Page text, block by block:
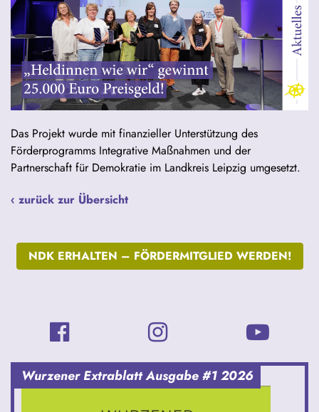
Das Projekt wurde mit finanzieller Unterstützung des
Förderprogramms Integrative Maßnahmen und der
Partnerschaft für Demokratie im Landkreis Leipzig umgesetzt.
‹ zurück zur Übersicht
NDK ERHALTEN – FÖRDERMITGLIED WERDEN!
Wurzener Extrablatt Ausgabe #1 2026